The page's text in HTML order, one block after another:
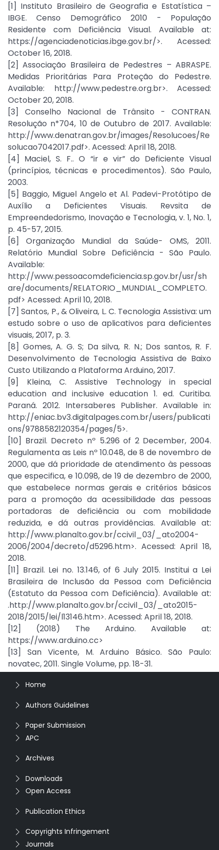
[1] Instituto Brasileiro de Geografia e Estatística –
IBGE. Censo Demográfico 2010 - População
Residente com Deficiência Visual. Available at:
https://agenciadenoticias.ibge.gov.br/>. Acessed:
October 16, 2018.
[2] Associação Brasileira de Pedestres – ABRASPE.
Medidas Prioritárias Para Proteção do Pedestre.
Available: http://www.pedestre.org.br>. Acessed:
October 20, 2018.
[3] Conselho Nacional de Trânsito - CONTRAN.
Resolução n*704, 10 de Outubro de 2017. Available:
http://www.denatran.gov.br/images/Resolucoes/Re
solucao7042017.pdf>. Acessed: April 18, 2018.
[4] Maciel, S. F.. O “ir e vir” do Deficiente Visual
(princípios, técnicas e procedimentos). São Paulo,
2003.
[5] Baggio, Miguel Angelo et Al. Padevi-Protótipo de
Auxílio a Deficientes Visuais. Revsita de
Empreendedorismo, Inovação e Tecnologia, v. 1, No. 1,
p. 45-57, 2015.
[6] Organização Mundial da Saúde- OMS, 2011.
Relatório Mundial Sobre Deficiência - São Paulo.
Available:
http://www.pessoacomdeficiencia.sp.gov.br/usr/sh
are/documents/RELATORIO_MUNDIAL_COMPLETO.
pdf> Acessed: April 10, 2018.
[7] Santos, P., & Oliveira, L. C. Tecnologia Assistiva: um
estudo sobre o uso de aplicativos para deficientes
visuais, 2017, p. 3.
[8] Gomes, A. G. S; Da silva, R. N.; Dos santos, R. F.
Desenvolvimento de Tecnologia Assistiva de Baixo
Custo Utilizando a Plataforma Arduino, 2017.
[9] Kleina, C. Assistive Technology in special
education and inclusive education 1. ed. Curitiba.
Paraná. 2012. Intersaberes Publisher. Available in:
http://eniac.bv3.digitalpages.com.br/users/publicati
ons/9788582120354/pages/5>.
[10] Brazil. Decreto nº 5.296 of 2 December, 2004.
Regulamenta as Leis nº 10.048, de 8 de novembro de
2000, que dá prioridade de atendimento às pessoas
que especifica, e 10.098, de 19 de dezembro de 2000,
que estabelece normas gerais e critérios básicos
para a promoção da acessibilidade das pessoas
portadoras de deficiência ou com mobilidade
reduzida, e dá outras providências. Available at:
http://www.planalto.gov.br/ccivil_03/_ato2004-
2006/2004/decreto/d5296.htm>. Acessed: April 18,
2018.
[11] Brazil. Lei no. 13.146, of 6 July 2015. Institui a Lei
Brasileira de Inclusão da Pessoa com Deficiência
(Estatuto da Pessoa com Deficiência). Available at:
.http://www.planalto.gov.br/ccivil_03/_ato2015-
2018/2015/lei/l13146.htm>. Acessed: April 18, 2018.
[12] (2018) The Arduino. Available at:
https://www.arduino.cc>
[13] San Vicente, M. Arduino Básico. São Paulo:
novatec, 2011. Single Volume, pp. 18-31.
Home
Authors Guidelines
Paper Submission
APC
Archives
Downloads
Open Access
Publication Ethics
Copyrights Infringement
Journals